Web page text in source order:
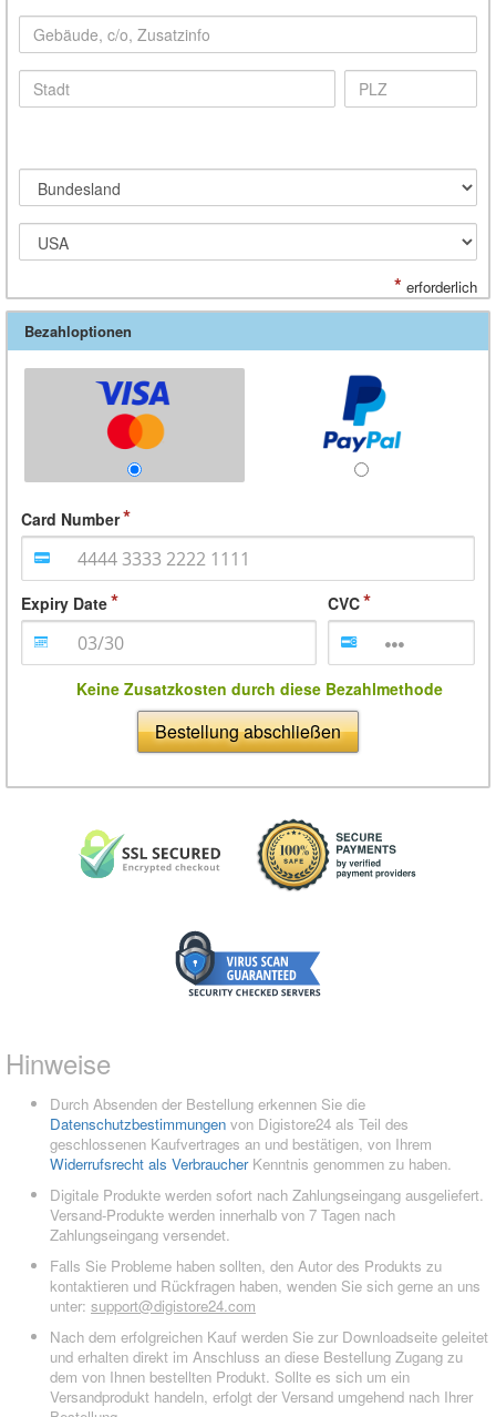
* erforderlich
Bezahloptionen
Card Number
Expiry Date CVC
Keine Zusatzkosten durch diese Bezahlmethode
Bestellung abschließen
Hinweise
Durch Absenden der Bestellung erkennen Sie die
Datenschutzbestimmungen von Digistore24 als Teil des
geschlossenen Kaufvertrages an und bestätigen, von Ihrem
Widerrufsrecht als VerbraucherKenntnis genommen zu haben.
Digitale Produkte werden sofort nach Zahlungseingang ausgeliefert.
Versand-Produkte werden innerhalb von 7 Tagen nach
Zahlungseingang versendet.
Falls Sie Probleme haben sollten, den Autor des Produkts zu
kontaktieren und Rückfragen haben, wenden Sie sich gerne an uns
unter: support@digistore24.com
Nach dem erfolgreichen Kauf werden Sie zur Downloadseite geleitet
und erhalten direkt im Anschluss an diese Bestellung Zugang zu
dem von Ihnen bestellten Produkt. Sollte es sich um ein
Versandprodukt handeln, erfolgt der Versand umgehend nach Ihrer